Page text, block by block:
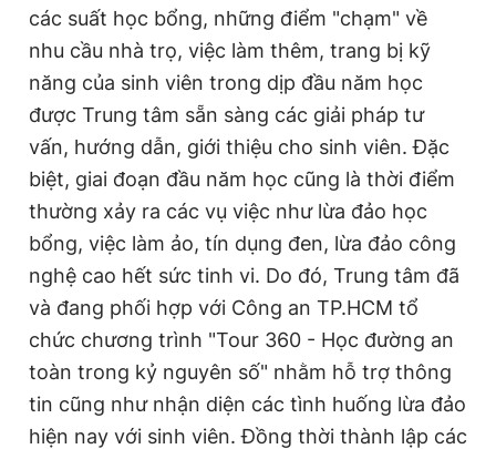
các suất học bổng, những điểm "chạm" về
nhu cầu nhà trọ, việc làm thêm, trang bị kỹ
năng của sinh viên trong dịp đầu năm học
được Trung tâm sẵn sàng các giải pháp tư
vấn, hướng dẫn, giới thiệu cho sinh viên. Đặc
biệt, giai đoạn đầu năm học cũng là thời điểm
thường xảy ra các vụ việc như lừa đảo học
bổng, việc làm ảo, tín dụng đen, lừa đảo công
nghệ cao hết sức tinh vi. Do đó, Trung tâm đã
và đang phối hợp với Công an TP.HCM tổ
chức chương trình "Tour 360 - Học đường an
toàn trong kỷ nguyên số" nhằm hỗ trợ thông
tin cũng như nhận diện các tình huống lừa đảo
hiện nay với sinh viên. Đồng thời thành lập các